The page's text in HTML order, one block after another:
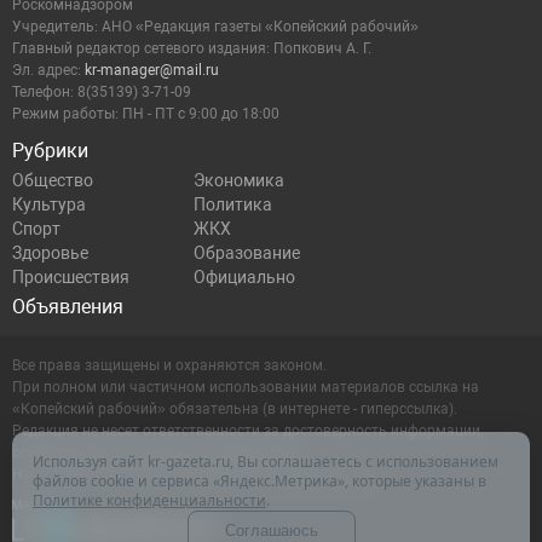
Рубрики
Общество
Экономика
Культура
Политика
Спорт
ЖКХ
Здоровье
Образование
Происшествия
Официально
Объявления
Роскомнадзором
Учредитель: АНО «Редакция газеты «Копейский рабочий»
Главный редактор сетевого издания: Попкович А. Г.
Эл. адрес: kr-manager@mail.ru
Телефон: 8(35139) 3-71-09
Режим работы: ПН - ПТ с 9:00 до 18:00
Все права защищены и охраняются законом.
При полном или частичном использовании материалов ссылка на
«Копейский рабочий» обязательна (в интернете - гиперссылка).
Редакция не несет ответственности за достоверность информации,
содержащейся в рекламных объявлениях.
Настоящий ресурс может содержать материалы 16+
Используя сайт kr-gazeta.ru, Вы соглашаетесь с использованием
файлов cookie и сервиса «Яндекс.Метрика», которые указаны в
Политике конфиденциальности.
Соглашаюсь